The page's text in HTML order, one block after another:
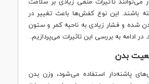
باشند. این نوع کفش‌ها باعث تغییر در
شده و فشار زیادی به ناحیه کمر و ستون
در ادامه به بررسی این تاثیرات می‌پردازیم.
پاشنه‌دار استفاده می‌شود، وزن بدن